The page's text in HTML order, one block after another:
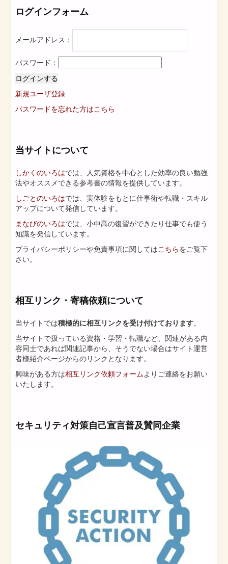
ログインフォーム
メールアドレス：
パスワード：
ログインする
新規ユーザ登録
パスワードを忘れた方はこちら
当サイトについて
しかくのいろはでは、人気資格を中心とした効率の良い勉強
法やオススメできる参考書の情報を提供しています。
しごとのいろはでは、実体験をもとに仕事術や転職・スキル
アップについて発信しています。
まなびのいろはでは、小中高の復習ができたり仕事でも使う
知識を発信しています。
プライバシーポリシーや免責事項に関してはこちらをご覧下
さい。
相互リンク・寄稿依頼について
当サイトでは積極的に相互リンクを受け付けております。
当サイトで扱っている資格・学習・転職など、関連がある内
容同士であれば関連記事から、そうでない場合はサイト運営
者様紹介ページからのリンクとなります。
興味がある方は相互リンク依頼フォームよりご連絡をお願い
いたします。
セキュリティ対策自己宣言普及賛同企業